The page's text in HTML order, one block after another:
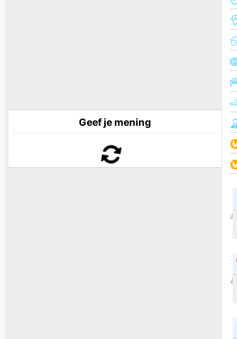
Geef je mening